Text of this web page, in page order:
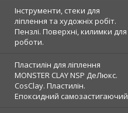
Інструменти, стеки для
ліплення та художніх робіт.
Пензлі. Поверхні, килимки для
роботи.
Пластилін для ліплення
MONSTER CLAY NSP ДеЛюкс.
CosClay. Пластилін.
Епоксидний самозастигаючий